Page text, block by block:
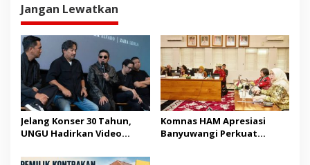
Jangan Lewatkan
Jelang Konser 30 Tahun,
UNGU Hadirkan Video
Komnas HAM Apresiasi
Banyuwangi Perkuat